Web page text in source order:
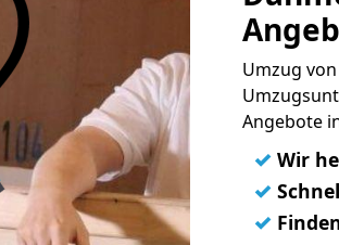
Umzug
Angebote
✓ Wir
✓
✓